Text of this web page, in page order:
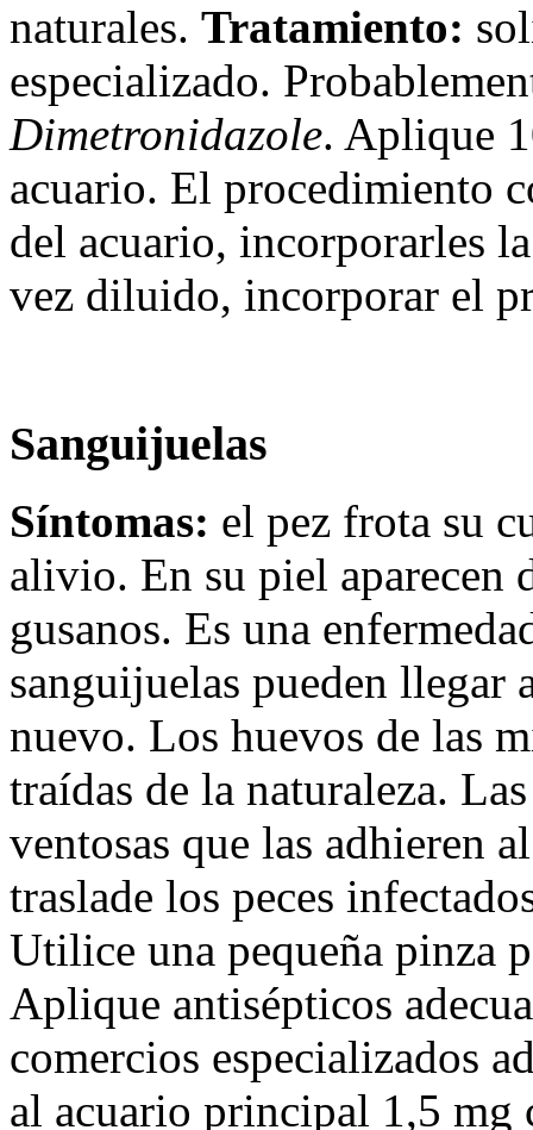
naturales. Tratamiento:
especializado.
Dimetronidazole. Aplique
acuario. El procedimiento
del acuario, incorporarles
vez diluido, incorporar el
Sanguijuelas
Síntomas: el pez frota su
alivio. En su piel aparecen
gusanos. Es una
sanguijuelas pueden llegar
nuevo. Los huevos de las
traídas de la naturaleza.
ventosas que las adhieren
traslade los peces
Utilice una pequeña pinza
Aplique antisépticos
comercios especializados
al acuario principal 1,5 mg